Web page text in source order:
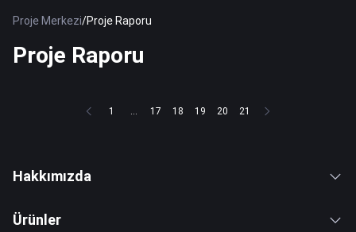
Proje Merkezi/Proje Raporu
Proje Raporu
1 ... 17 18 19 20 21
Hakkımızda
Ürünler